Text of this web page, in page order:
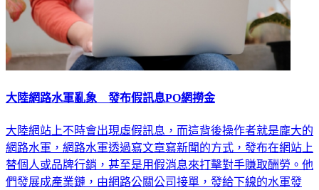
大陸網路水軍亂象 發布假訊息PO網撈金
大陸網站上不時會出現虛假訊息，而這背後操作者就是龐大的
網路水軍，網路水軍透過寫文章寫新聞的方式，發布在網站上
替個人或品牌行銷，甚至是用假消息來打擊對手賺取酬勞。他
們發展成產業鏈，由網路公關公司接單，發給下線的水軍發